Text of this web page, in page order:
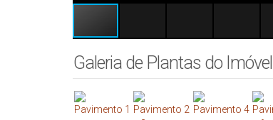
Galeria de Plantas do Imóvel